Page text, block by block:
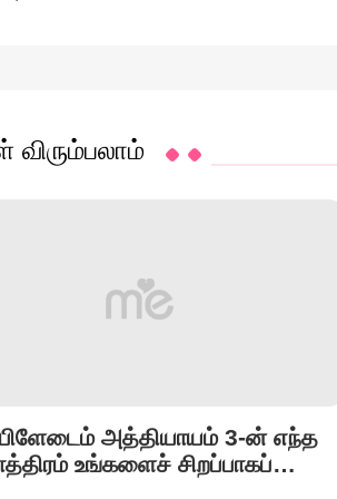
விரும்பலாம்
பிளேடைம் அத்தியாயம் 3-ன் எந்த
உங்களைச் சிறப்பாகப்